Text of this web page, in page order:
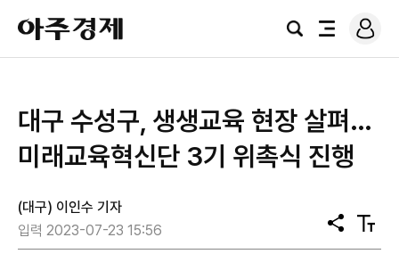
아
주
경
검
전
로
그
대구 수성구, 생생교육 현장 살펴…
미래교육혁신단 3기 위촉식 진행
(대구) 이인수 기자
입력 2023-07-23 15:56
공
유
텍
스